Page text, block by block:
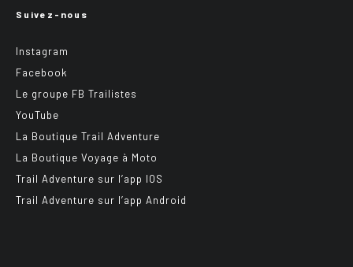
Suivez-nous
Instagram
Facebook
Le groupe FB Trailistes
YouTube
La Boutique Trail Adventure
La Boutique Voyage à Moto
Trail Adventure sur l’app IOS
Trail Adventure sur l’app Android